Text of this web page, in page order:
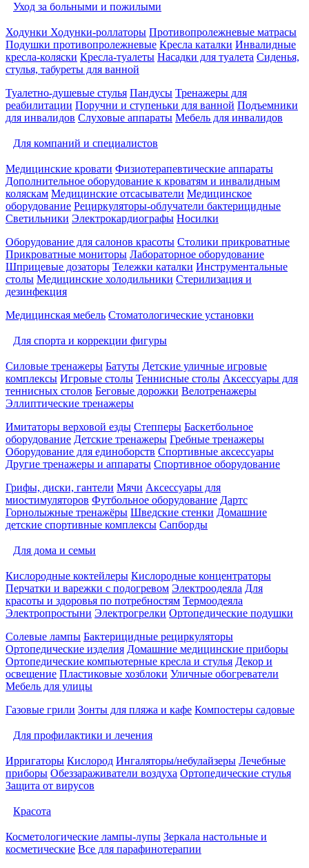
Уход за больными и пожилыми
Ходунки Ходунки-роллаторы Противопролежневые матрасы
Подушки противопролежневые Кресла каталки Инвалидные
кресла-коляски Кресла-туалеты Насадки для туалета Сиденья,
стулья, табуреты для ванной
Туалетно-душевые стулья Пандусы Тренажеры для
реабилитации Поручни и ступеньки для ванной Подъемники
для инвалидов Слуховые аппараты Мебель для инвалидов
Для компаний и специалистов
Медицинские кровати Физиотерапевтические аппараты
Дополнительное оборудование к кроватям и инвалидным
коляскам Медицинские отсасыватели Медицинское
оборудование Рециркуляторы-облучатели бактерицидные
Светильники Электрокардиографы Носилки
Оборудование для салонов красоты Столики прикроватные
Прикроватные мониторы Лабораторное оборудование
Шприцевые дозаторы Тележки каталки Инструментальные
столы Медицинские холодильники Стерилизация и
дезинфекция
Медицинская мебель Стоматологические установки
Для спорта и коррекции фигуры
Силовые тренажеры Батуты Детские уличные игровые
комплексы Игровые столы Теннисные столы Аксессуары для
теннисных столов Беговые дорожки Велотренажеры
Эллиптические тренажеры
Имитаторы верховой езды Степперы Баскетбольное
оборудование Детские тренажеры Гребные тренажеры
Оборудование для единоборств Спортивные аксессуары
Другие тренажеры и аппараты Спортивное оборудование
Грифы, диски, гантели Мячи Аксессуары для
миостимуляторов Футбольное оборудование Дартс
Горнолыжные тренажёры Шведские стенки Домашние
детские спортивные комплексы Сапборды
Для дома и семьи
Кислородные коктейлеры Кислородные концентраторы
Перчатки и варежки с подогревом Электроодеяла Для
красоты и здоровья по потребностям Термоодеяла
Электропростыни Электрогрелки Ортопедические подушки
Солевые лампы Бактерицидные рециркуляторы
Ортопедические изделия Домашние медицинские приборы
Ортопедические компьютерные кресла и стулья Декор и
освещение Пластиковые хозблоки Уличные обогреватели
Мебель для улицы
Газовые грили Зонты для пляжа и кафе Компостеры садовые
Для профилактики и лечения
Ирригаторы Кислород Ингаляторы/небулайзеры Лечебные
приборы Обеззараживатели воздуха Ортопедические стулья
Защита от вирусов
Красота
Косметологические лампы-лупы Зеркала настольные и
косметические Все для парафинотерапии